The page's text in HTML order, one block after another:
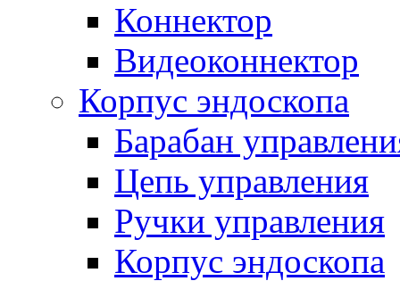
Коннектор
Видеоконнектор
Корпус эндоскопа
Барабан
Цепь управления
Ручки управления
Корпус эндоскопа